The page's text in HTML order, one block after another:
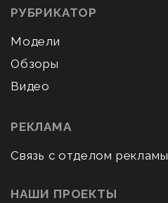
РУБРИКАТОР
Модели
Обзоры
Видео
РЕКЛАМА
Связь с отделом рекламы
НАШИ ПРОЕКТЫ